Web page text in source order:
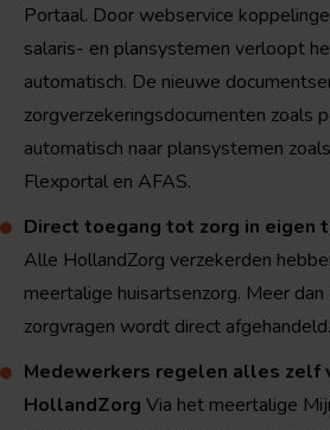
Portaal. Door webservice
salaris- en plansystemen verloopt
automatisch. De nieuwe
zorgverzekeringsdocumenten zoals
automatisch naar plansystemen
Flexportal en AFAS.
Direct toegang tot zorg in eigen
Alle HollandZorg verzekerden
meertalige huisartsenzorg. Meer
zorgvragen wordt direct afgehandeld.
Medewerkers regelen alles zelf
HollandZorg Via het meertalige